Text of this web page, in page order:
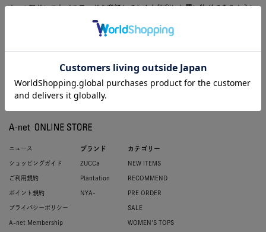
メールアドレスとパスワードを登録しておくと便利にお買い物ができるように
ニュース
ショッピングガイド
ご利用規約
ポイント規約
プライバシーポリシー
A-net Membership
ブランド
ZUCCa
Plantation
NYA-
カテゴリー
NEW ITEMS
RECOMMEND
PRE ORDER
SALE
WOMEN'S TOPS